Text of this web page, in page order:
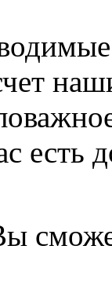
есть